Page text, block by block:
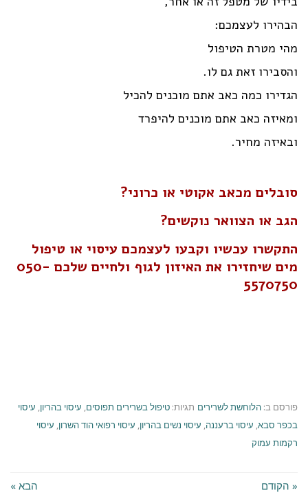
הבהירו לעצמכם:
מהי מטרת הטיפול
והסבירו זאת גם לו.
הגדירו כמה כאב אתם מוכנים להכיל
ומאיזה כאב אתם מוכנים להיפרד
ובאיזה מחיר.
סובלים מכאב אקוטי או כרוני?
הגב או הצוואר נוקשים?
התקשרו עכשיו וקבעו לעצמכם עיסוי או טיפול
מים שיחזירו את האיזון לגוף ולחיים שלכם 050-
5570750
פורסם ב: הלוחשת לשרירים תגיות: טיפול בשרירים תפוסים, עיסוי בהריון, עיסוי
בכפר סבא, עיסוי ברעננה, עיסוי נשים בהריון, עיסוי רפואי הוד השרון, עיסוי
רקמות עמוק
« הקודם הבא »